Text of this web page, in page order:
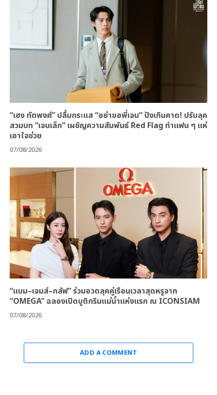
“เฮง ทัตพงศ์” ปลื้มกระแส “อย่าขอพี่เจน” ปังเกินคาด! ปรับลุค
สวมบท “เจนเล็ก” เผชิญความสัมพันธ์ Red Flag ทำแฟน ๆ แห่
เอาใจช่วย
07/08/2026
“แบม–เจมส์–กลัฟ” ร่วมอวดลุคคู่เรือนเวลาสุดหรูจาก
“OMEGA” ฉลองเปิดบูติกริมแม่น้ำแห่งแรก ณ ICONSIAM
07/08/2026
ADD A COMMENT